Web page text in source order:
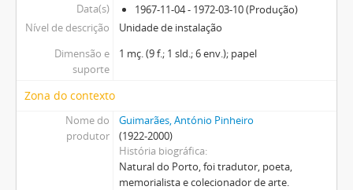
Data(s)
1967-11-04 - 1972-03-10 (Produção)
Nível de descrição
Unidade de instalação
Dimensão e
suporte
1 mç. (9 f.; 1 sld.; 6 env.); papel
Zona do contexto
Nome do
produtor
Guimarães, António Pinheiro
(1922-2000)
História biográfica
Natural do Porto, foi tradutor, poeta,
memorialista e colecionador de arte.